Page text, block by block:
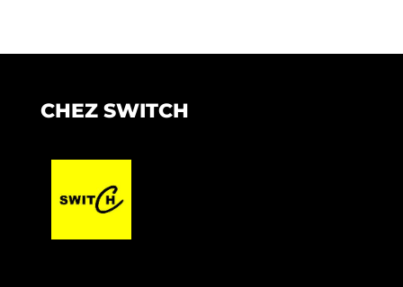
CHEZ SWITCH